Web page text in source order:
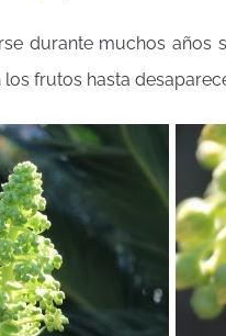
durante muchos
frutos hasta